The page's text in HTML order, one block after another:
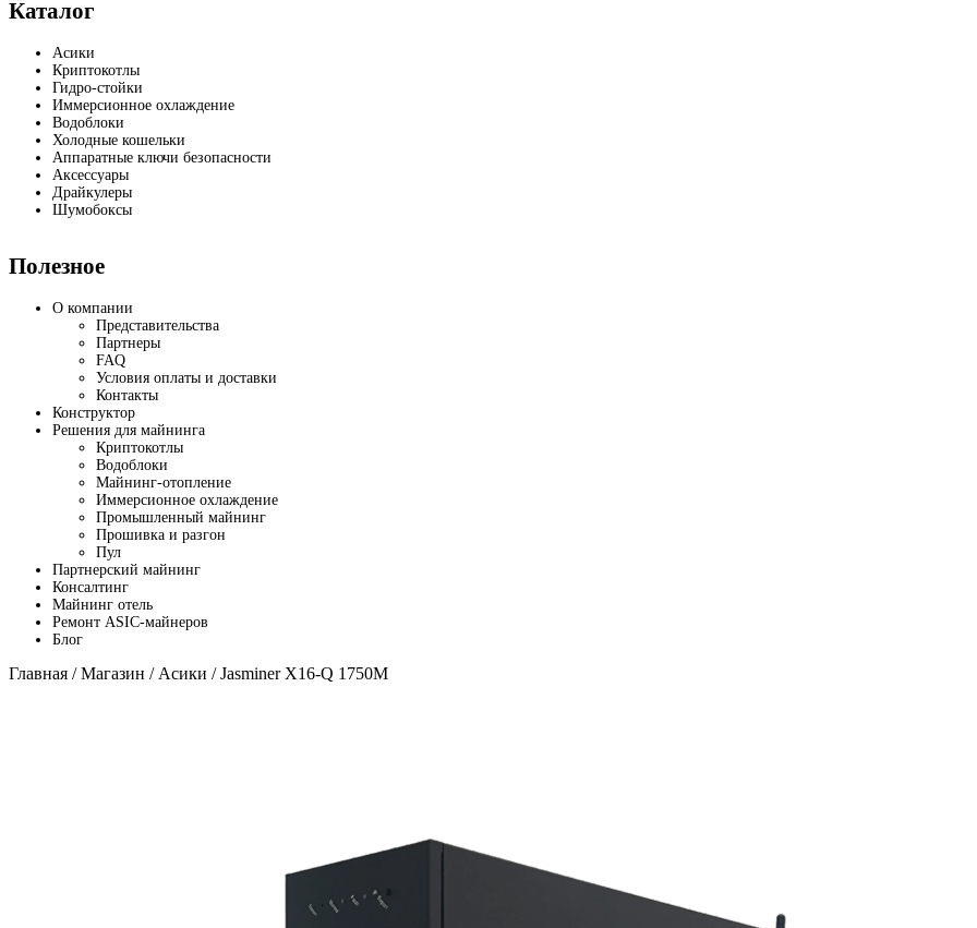
Каталог
Асики
Криптокотлы
Гидро-стойки
Иммерсионное охлаждение
Водоблоки
Холодные кошельки
Аппаратные ключи безопасности
Аксессуары
Драйкулеры
Шумобоксы
Полезное
О компании
Представительства
Партнеры
FAQ
Условия оплаты и доставки
Контакты
Конструктор
Решения для майнинга
Криптокотлы
Водоблоки
Майнинг-отопление
Иммерсионное охлаждение
Промышленный майнинг
Прошивка и разгон
Пул
Партнерский майнинг
Консалтинг
Майнинг отель
Ремонт ASIC-майнеров
Блог
Главная /Магазин / Асики / Jasminer X16-Q 1750M